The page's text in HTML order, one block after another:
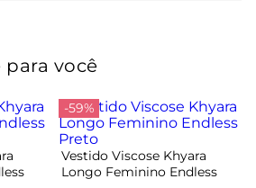
você
-59%
Vestido Viscose Khyara
Longo Feminino Endless